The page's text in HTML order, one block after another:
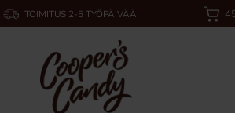
TOIMITUS 2-5 TYÖPÄIVÄÄ